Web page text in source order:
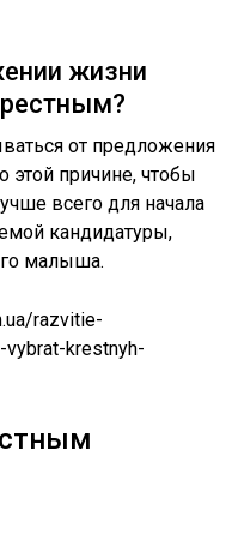
жизни
от предложения
этой причине, чтобы
всего для начала
кандидатуры,
малыша.
razvitie-
krestnyh-